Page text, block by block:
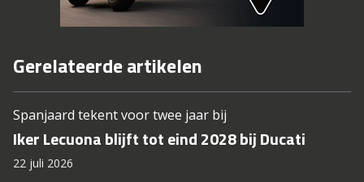
Gerelateerde artikelen
Spanjaard tekent voor twee jaar bij
Iker Lecuona blijft tot eind 2028 bij Ducati
22 juli 2026